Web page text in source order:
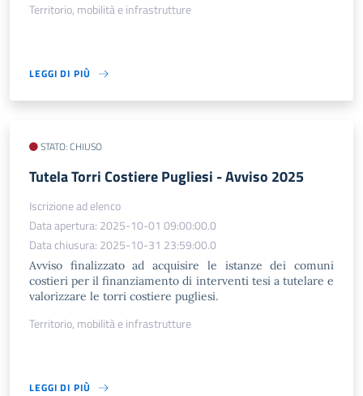
Territorio, mobilità e infrastrutture
LEGGI DI PIÙ
STATO: CHIUSO
Tutela Torri Costiere Pugliesi - Avviso 2025
Iscrizione ad elenco
Data apertura: 2025-10-01 09:00:00.0
Data chiusura: 2025-10-31 23:59:00.0
Avviso finalizzato ad acquisire le istanze dei comuni
costieri per il finanziamento di interventi tesi a tutelare e
valorizzare le torri costiere pugliesi.
Territorio, mobilità e infrastrutture
LEGGI DI PIÙ